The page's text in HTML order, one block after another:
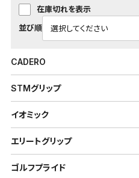
在庫切れを表示
並び順
CADERO
STMグリップ
イオミック
エリートグリップ
ゴルフプライド